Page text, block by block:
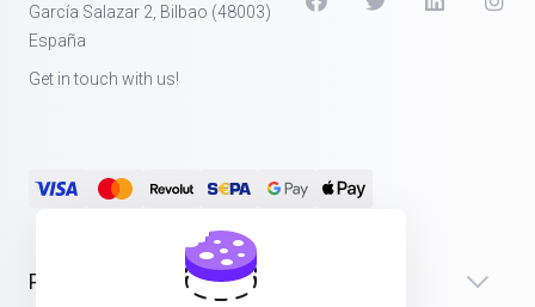
García Salazar 2, Bilbao (48003)
España
Get in touch with us!
Products